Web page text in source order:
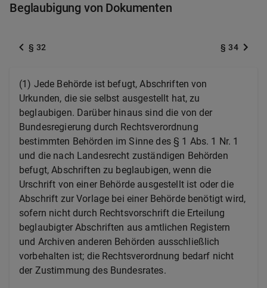
Beglaubigung von Dokumenten
§ 32 § 34
(1) Jede Behörde ist befugt, Abschriften von
Urkunden, die sie selbst ausgestellt hat, zu
beglaubigen. Darüber hinaus sind die von der
Bundesregierung durch Rechtsverordnung
bestimmten Behörden im Sinne des § 1 Abs. 1 Nr. 1
und die nach Landesrecht zuständigen Behörden
befugt, Abschriften zu beglaubigen, wenn die
Urschrift von einer Behörde ausgestellt ist oder die
Abschrift zur Vorlage bei einer Behörde benötigt wird,
sofern nicht durch Rechtsvorschrift die Erteilung
beglaubigter Abschriften aus amtlichen Registern
und Archiven anderen Behörden ausschließlich
vorbehalten ist; die Rechtsverordnung bedarf nicht
der Zustimmung des Bundesrates.